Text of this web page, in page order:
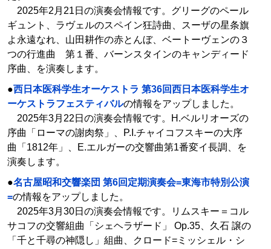
2025年2月21日の演奏会情報です。グリーグのペール
ギュント、ラヴェルのスペイン狂詩曲、スーザの星条旗
よ永遠なれ、山田耕作の赤とんぼ、ベートーヴェンの３
つの行進曲 第１番、バーンスタインのキャンディード
序曲、を演奏します。
●西日本医科学生オーケストラ 第36回西日本医科学生オ
ーケストラフェスティバルの情報をアップしました。
2025年3月22日の演奏会情報です。H.ベルリオーズの
序曲「ローマの謝肉祭」、P.I.チャイコフスキーの大序
曲「1812年」、E.エルガーの交響曲第1番変イ長調、を
演奏します。
●名古屋昭和交響楽団 第6回定期演奏会=東海市特別公演
=の情報をアップしました。
2025年3月30日の演奏会情報です。リムスキー＝コル
サコフの交響組曲「シェヘラザード」 Op.35、久石 譲の
「千と千尋の神隠し」組曲、クロード=ミッシェル・シ